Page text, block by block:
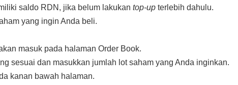
saldo RDN, jika belum lakukan top-up terlebih dahulu.
yang ingin Anda beli.
masuk pada halaman Order Book.
sesuai dan masukkan jumlah lot saham yang Anda inginkan.
kanan bawah halaman.